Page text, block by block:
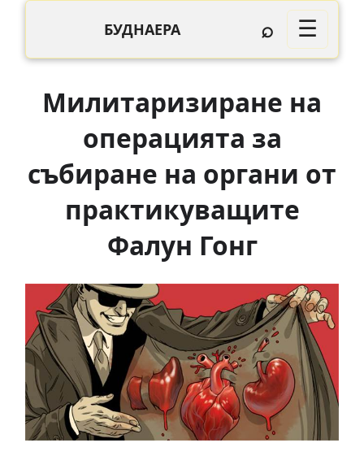
БУДНАЕРА ⌕ ☰
Милитаризиране на
операцията за
събиране на органи от
практикуващите
Фалун Гонг